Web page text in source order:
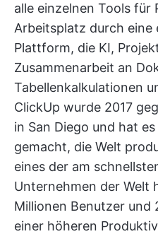
alle einzelnen Tools für
Arbeitsplatz durch eine
Plattform, die KI,
Zusammenarbeit an
Tabellenkalkulationen
ClickUp wurde 2017
in San Diego und hat
gemacht, die Welt
eines der am
Unternehmen der Welt
Millionen Benutzer und
einer höheren